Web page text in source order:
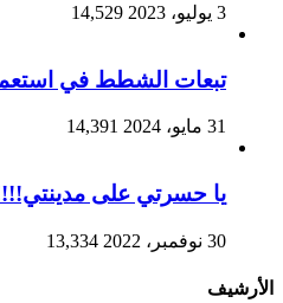
3 يوليو، 2023 14,529
تبعات الشطط في
31 مايو، 2024 14,391
يا حسرتي على
30 نوفمبر، 2022 13,334
الأرشيف